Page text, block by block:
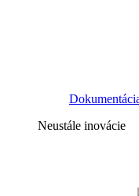
Neustále inovácie